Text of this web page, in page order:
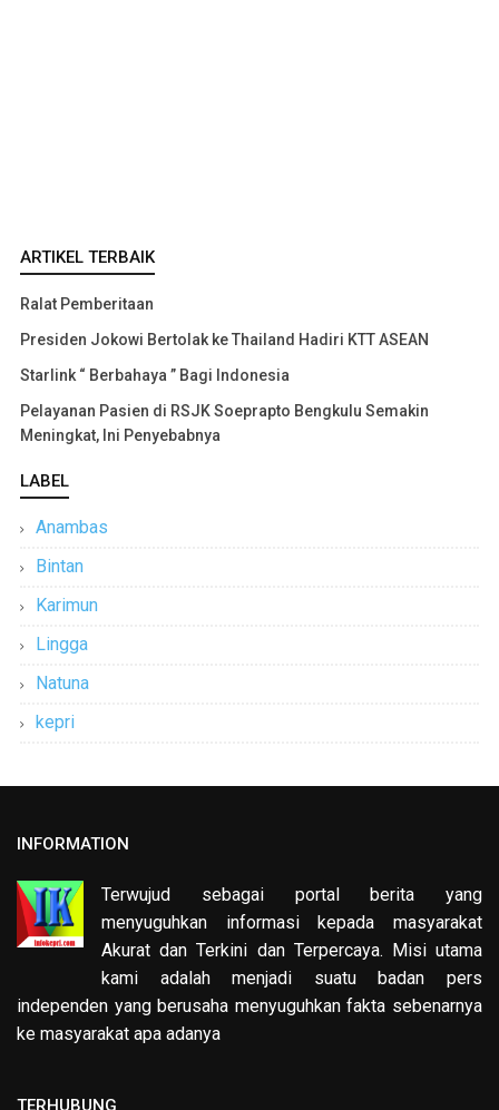
ARTIKEL TERBAIK
Ralat Pemberitaan
Presiden Jokowi Bertolak ke Thailand Hadiri KTT ASEAN
Starlink “ Berbahaya ” Bagi Indonesia
Pelayanan Pasien di RSJK Soeprapto Bengkulu Semakin
Meningkat, Ini Penyebabnya
LABEL
Anambas
Bintan
Karimun
Lingga
Natuna
kepri
INFORMATION
Terwujud sebagai portal berita yang
menyuguhkan informasi kepada masyarakat
Akurat dan Terkini dan Terpercaya. Misi utama
kami adalah menjadi suatu badan pers
independen yang berusaha menyuguhkan fakta sebenarnya
ke masyarakat apa adanya
TERHUBUNG